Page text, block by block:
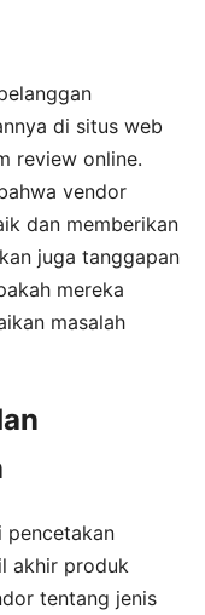
di situs web
review online.
vendor
dan memberikan
juga tanggapan
mereka
masalah
pencetakan
akhir produk
tentang jenis